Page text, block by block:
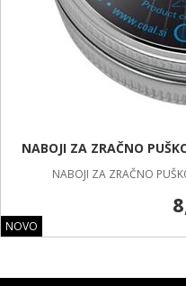
NOVO
NABOJI ZA ZRAČNO
NABOJI ZA ZRAČNO